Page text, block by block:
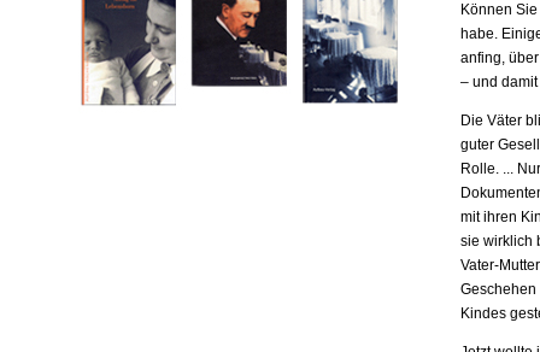
Können
habe.
anfing,
– und
Die Väter
guter
Rolle. ...
mit ihren
sie wirklich
Vater-
Geschehen
Kindes